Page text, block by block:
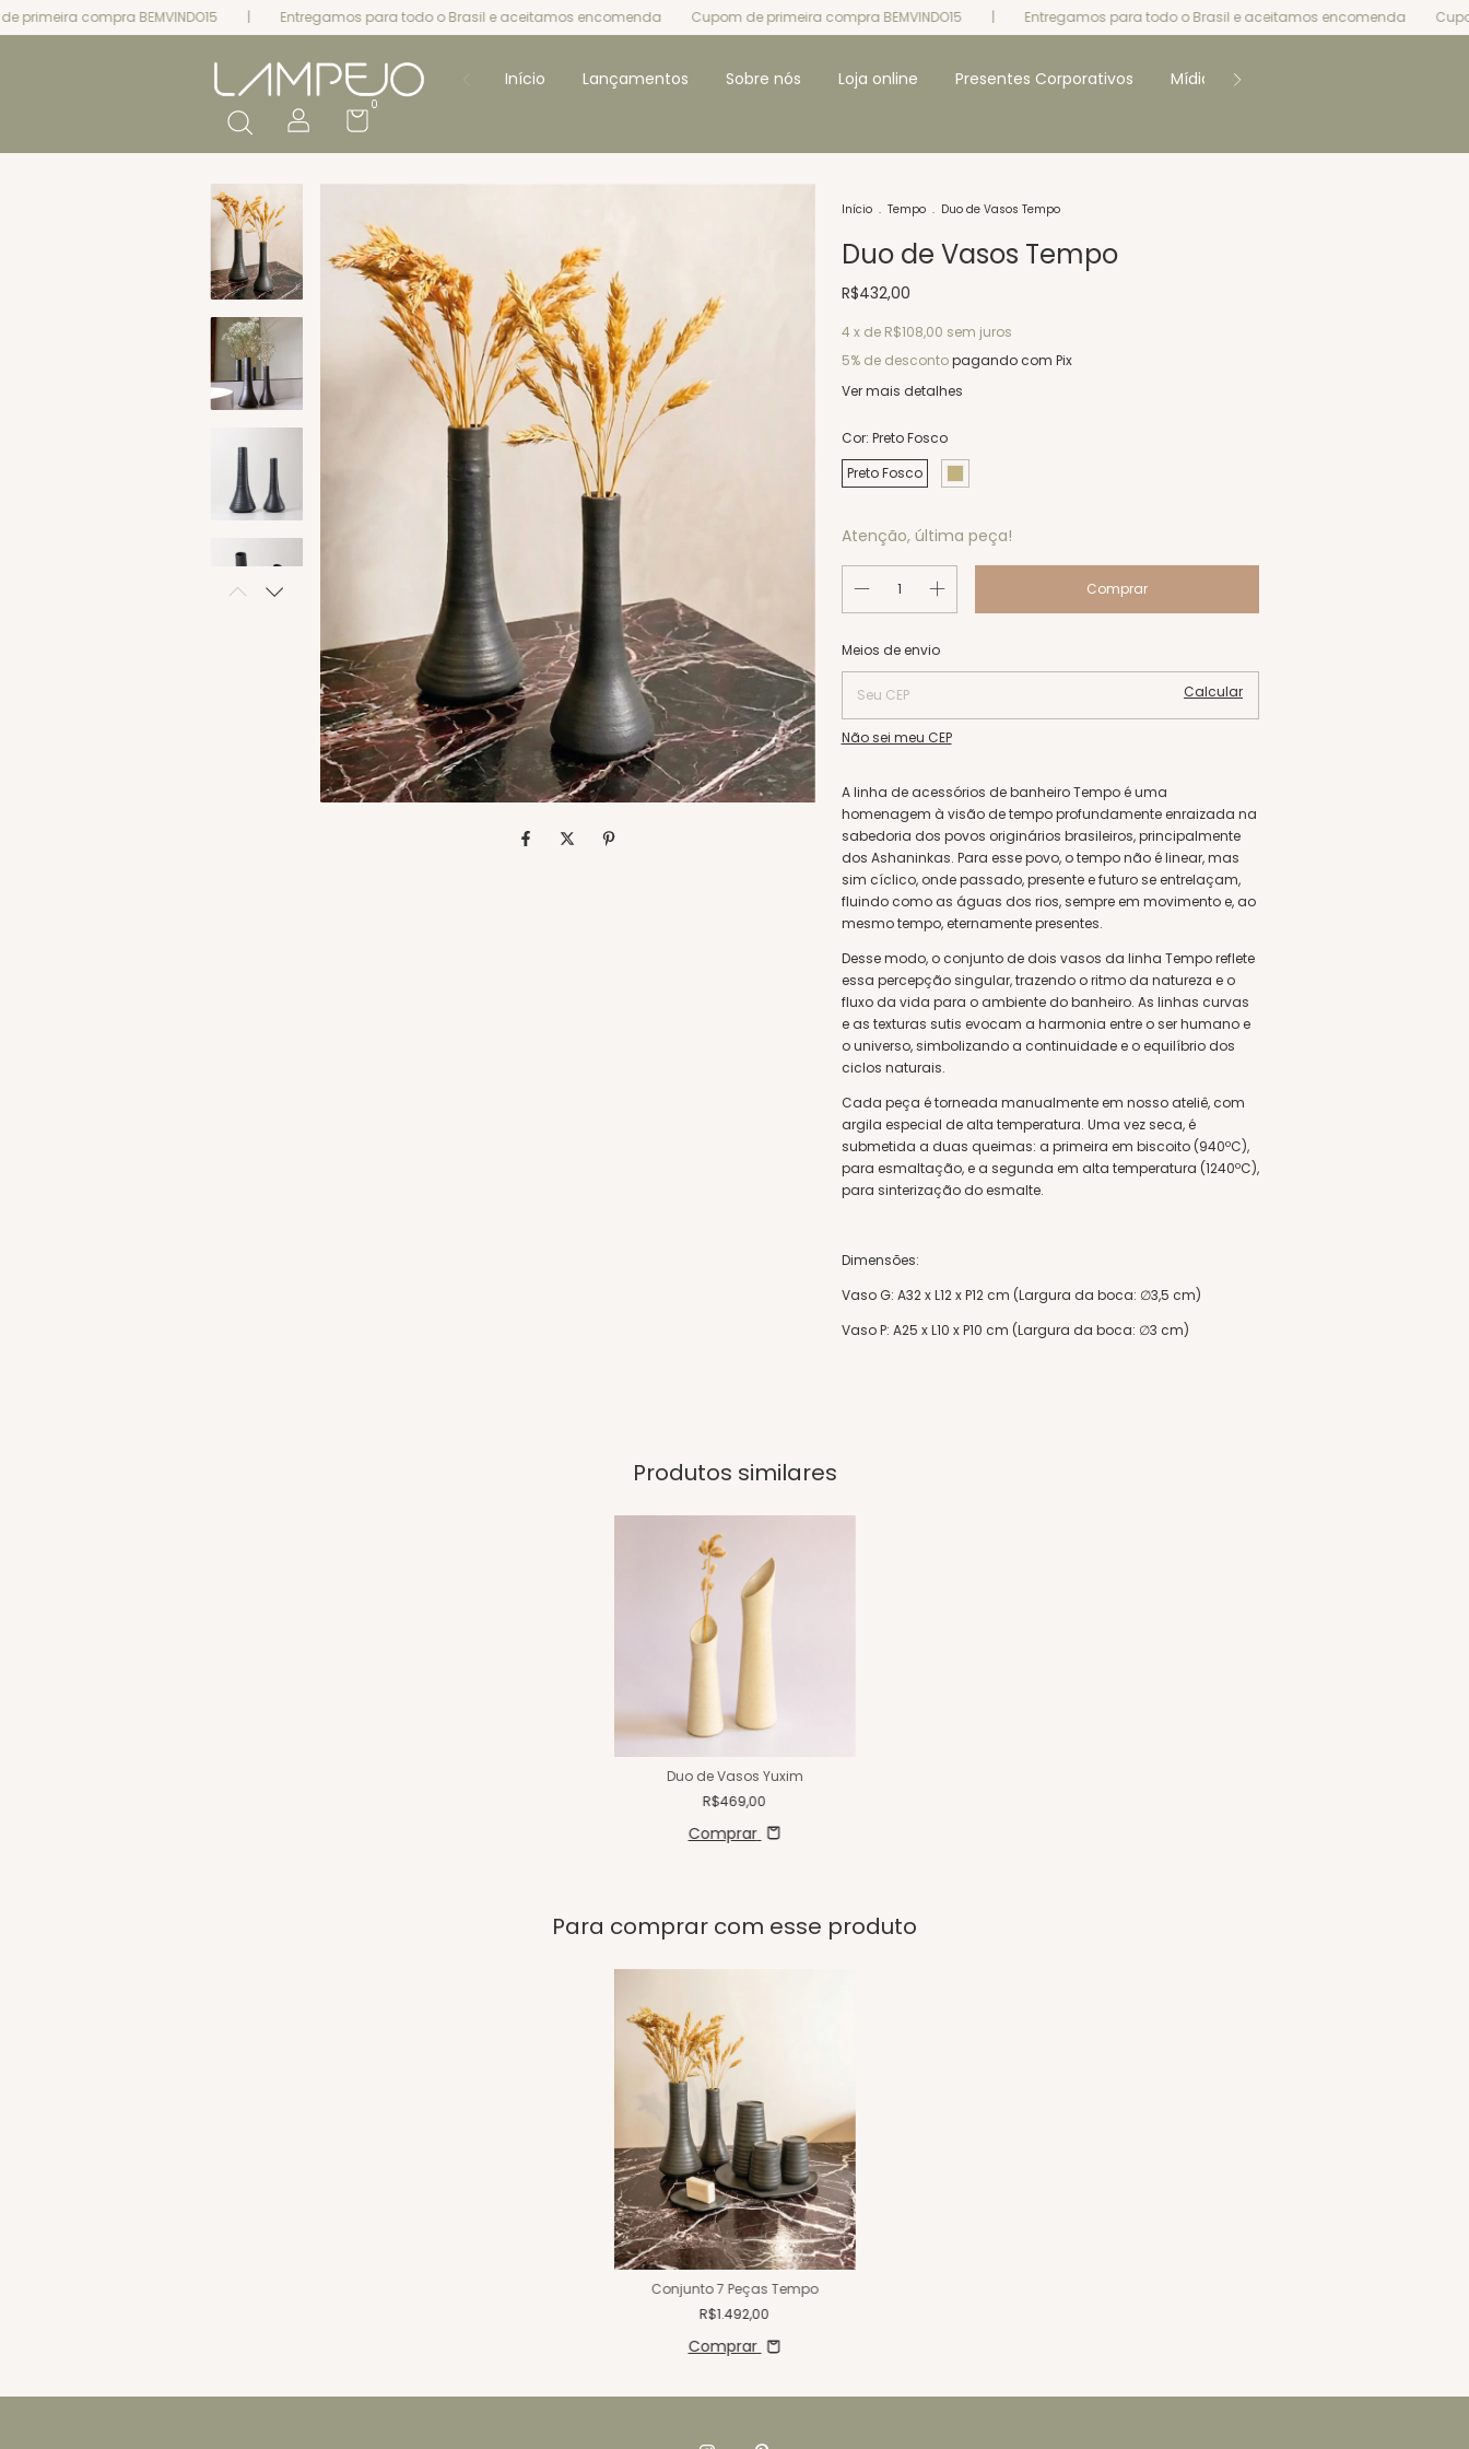
compra BEMVINDO15 | Entregamos para todo o Brasil e aceitamos encomenda Cupom de primeira compra BEMVINDO15 | Entregamos para todo o Brasil e aceitamos encomenda Cupom de
Início Lançamentos Sobre nós Loja online Presentes Corporativos Mídia
0
Início . Tempo . Duo de Vasos Tempo
Duo de Vasos Tempo
R$432,00
4 x de R$108,00 sem juros
5% de descontopagando com Pix
Ver mais detalhes
Cor: Preto Fosco
Preto Fosco
Atenção, última peça!
Entregas para o CEP:
Meios de envio
Calcular
Não sei meu CEP
A linha de acessórios de banheiro Tempoé uma
homenagem à visão de tempo profundamente enraizada na
sabedoria dos povos originários brasileiros, principalmente
dos Ashaninkas. Para esse povo, o tempo não é linear, mas
sim cíclico, onde passado, presente e futuro se entrelaçam,
fluindo como as águas dos rios, sempre em movimento e, ao
mesmo tempo, eternamente presentes.
Desse modo, o conjunto de dois vasos da linha Tempo reflete
essa percepção singular, trazendo o ritmo da natureza e o
fluxo da vida para o ambiente do banheiro. As linhas curvas
e as texturas sutis evocam a harmonia entre o ser humano e
o universo, simbolizando a continuidade e o equilíbrio dos
ciclos naturais.
Cada peça é torneada manualmente em nosso ateliê, com
argila especial de alta temperatura. Uma vez seca, é
submetida a duas queimas: a primeira em biscoito (940ºC),
para esmaltação, e a segunda em alta temperatura (1240ºC),
para sinterização do esmalte.
Dimensões:
Vaso G: A32 x L12 x P12 cm (Largura da boca: ∅3,5 cm)
Vaso P: A25 x L10 x P10 cm (Largura da boca: ∅3 cm)
Produtos similares
Duo de Vasos Yuxim
R$469,00
Comprar
Para comprar com esse produto
Conjunto 7 Peças Tempo
R$1.492,00
Comprar